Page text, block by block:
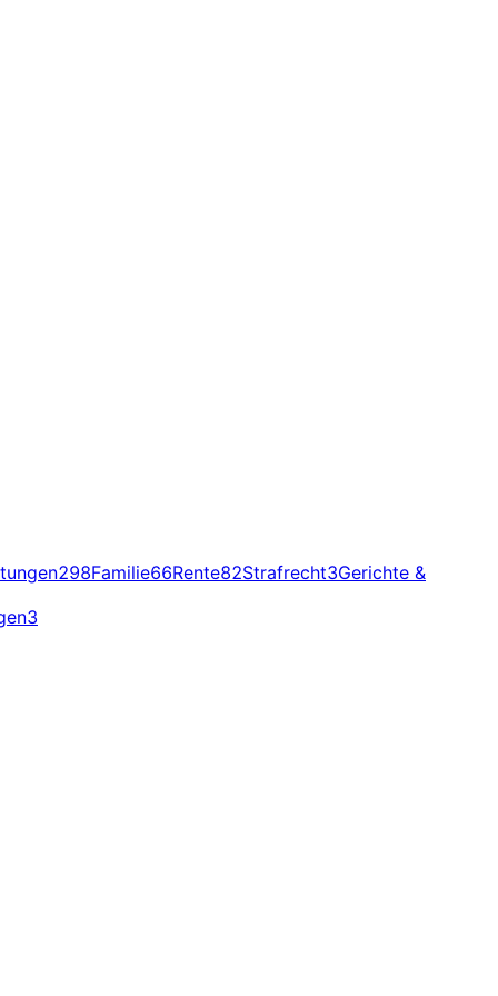
298Familie66Rente82Strafrecht3Gerichte &
3